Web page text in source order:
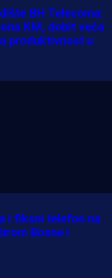
BH Telecoma:
KM, dobit veća
produktivnost u
i fiksni telefon na
Bosne i